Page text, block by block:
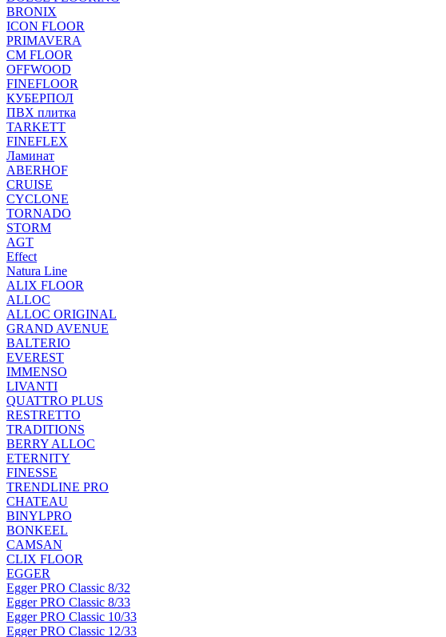
BRONIX
ICON FLOOR
PRIMAVERA
CM FLOOR
OFFWOOD
FINEFLOOR
КУБЕРПОЛ
ПВХ плитка
TARKETT
FINEFLEX
Ламинат
ABERHOF
CRUISE
CYCLONE
TORNADO
STORM
AGT
Effect
Natura Line
ALIX FLOOR
ALLOC
ALLOC ORIGINAL
GRAND AVENUE
BALTERIO
EVEREST
IMMENSO
LIVANTI
QUATTRO PLUS
RESTRETTO
TRADITIONS
BERRY ALLOC
ETERNITY
FINESSE
TRENDLINE PRO
CHATEAU
BINYLPRO
BONKEEL
CAMSAN
CLIX FLOOR
EGGER
Egger PRO Classic 8/32
Egger PRO Classic 8/33
Egger PRO Classic 10/33
Egger PRO Classic 12/33